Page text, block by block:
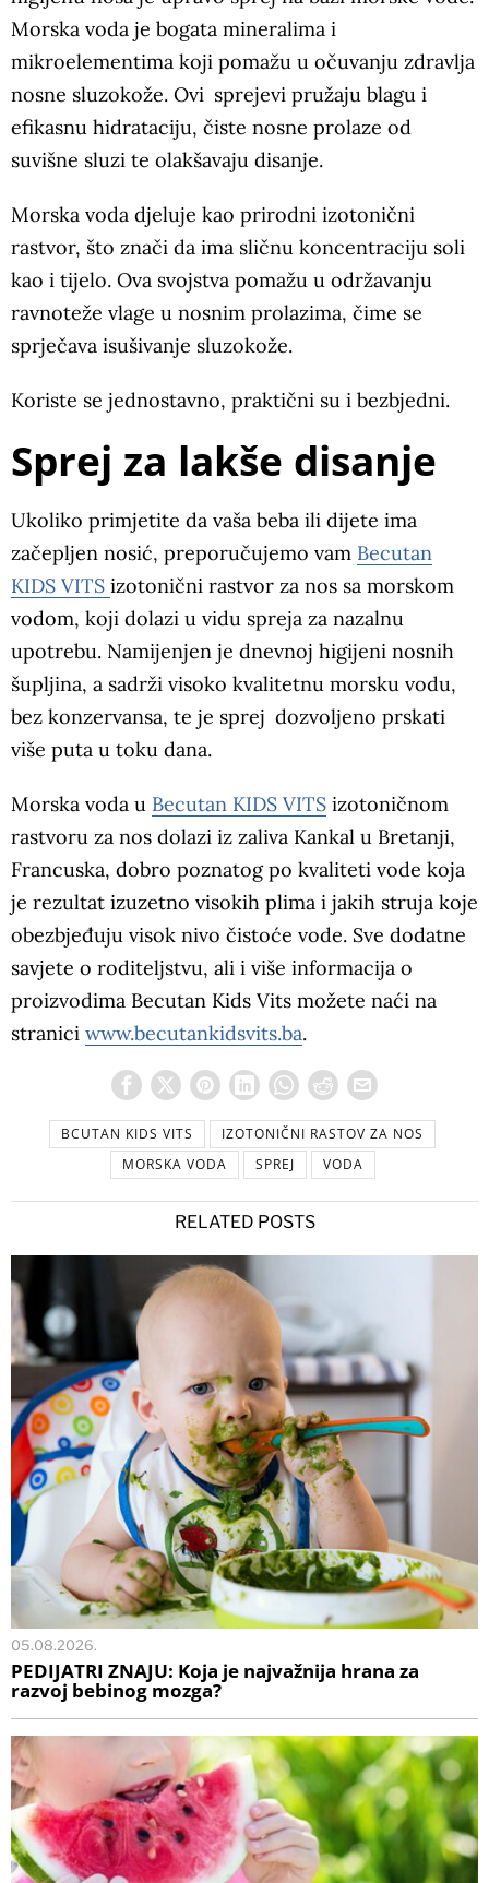
Morska voda je bogata mineralima i
mikroelementima koji pomažu u očuvanju zdravlja
nosne sluzokože. Ovi sprejevi pružaju blagu i
efikasnu hidrataciju, čiste nosne prolaze od
suvišne sluzi te olakšavaju disanje.
Morska voda djeluje kao prirodni izotonični
rastvor, što znači da ima sličnu koncentraciju soli
kao i tijelo. Ova svojstva pomažu u održavanju
ravnoteže vlage u nosnim prolazima, čime se
sprječava isušivanje sluzokože.
Koriste se jednostavno, praktični su i bezbjedni.
Sprej za lakše disanje
Ukoliko primjetite da vaša beba ili dijete ima
začepljen nosić, preporučujemo vam Becutan
KIDS VITS izotonični rastvor za nos sa morskom
vodom, koji dolazi u vidu spreja za nazalnu
upotrebu. Namijenjen je dnevnoj higijeni nosnih
šupljina, a sadrži visoko kvalitetnu morsku vodu,
bez konzervansa, te je sprej dozvoljeno prskati
više puta u toku dana.
Morska voda u Becutan KIDS VITS izotoničnom
rastvoru za nos dolazi iz zaliva Kankal u Bretanji,
Francuska, dobro poznatog po kvaliteti vode koja
je rezultat izuzetno visokih plima i jakih struja koje
obezbjeđuju visok nivo čistoće vode. Sve dodatne
savjete o roditeljstvu, ali i više informacija o
proizvodima Becutan Kids Vits možete naći na
stranici www.becutankidsvits.ba.
BCUTAN KIDS VITS
IZOTONIČNI RASTOV ZA NOS
MORSKA VODA
SPREJ VODA
RELATED POSTS
05.08.2026.
PEDIJATRI ZNAJU: Koja je najvažnija hrana za
razvoj bebinog mozga?